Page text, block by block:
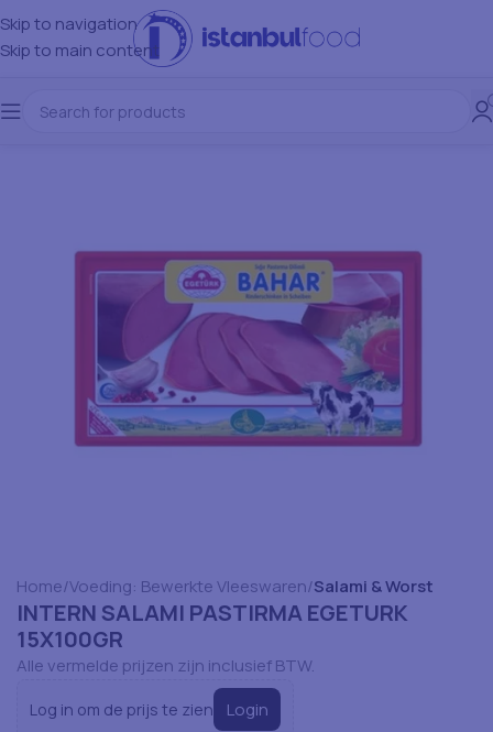
Skip to navigation
Skip to main content
Home Voeding: Bewerkte Vleeswaren Salami & Worst
INTERN SALAMI PASTIRMA EGETURK
15X100GR
Alle vermelde prijzen zijn inclusief BTW.
Log in om de prijs te zien Login